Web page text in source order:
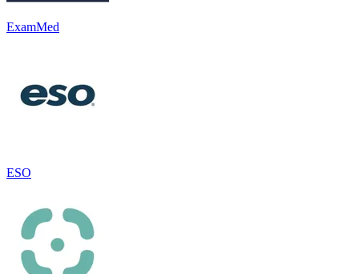
ExamMed
ESO